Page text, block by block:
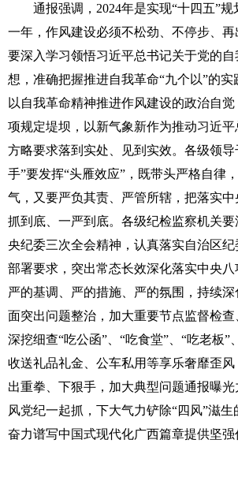
通报强调，2024年是实现“十四五”规
一年，作风建设必须不松劲、不停步、
要深入学习领悟习近平总书记关于党的
想，准确把握推进自我革命“九个以”的
以自我革命精神推进作风建设的政治自
项规定堤坝，以新气象新作为推动习近
方略要求落到实处、见到实效。各级领
手”要发挥“头雁效应”，既带头严格自律
气，又要严负其责、严管所辖，把落实
抓到底、一严到底。各级纪检监察机关
央纪委三次全会精神，认真落实自治区
部署要求，突出常态长效深化落实中央
严的基调、严的措施、严的氛围，持续
面突出问题整治，加大重要节点监督检查
深挖细查“吃公函”、“吃食堂”、“吃老板”
收送礼品礼金、公车私用等享乐奢靡歪
出重拳、下狠手，加大典型问题通报曝
风党纪一起抓，下大气力铲除“四风”滋
奋力谱写中国式现代化广西篇章提供坚强